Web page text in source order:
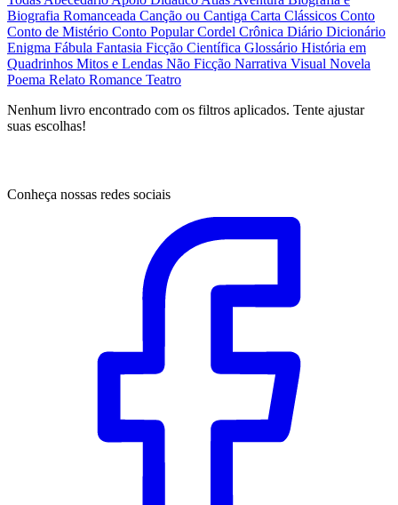
Biografia Romanceada Canção ou Cantiga Carta Clássicos Conto
Conto de Mistério Conto PopularCordel Crônica Diário Dicionário
Enigma Fábula Fantasia Ficção Científica Glossário História em
Quadrinhos Mitos e Lendas Não Ficção Narrativa Visual Novela
Poema Relato Romance Teatro
Nenhum livro encontrado com os filtros aplicados. Tente ajustar
suas escolhas!
Conheça nossas redes sociais